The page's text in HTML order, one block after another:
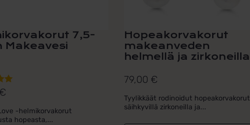
7,5-
Makeavesi
-helmikorvakorut
hopeasta,...
Hopeakorvakorut
makeanveden
helmellä ja zirkoneilla
79,00 €
Tyylikkäät rodinoidut hopeakorvakorut
säihkyvillä zirkoneilla ja...